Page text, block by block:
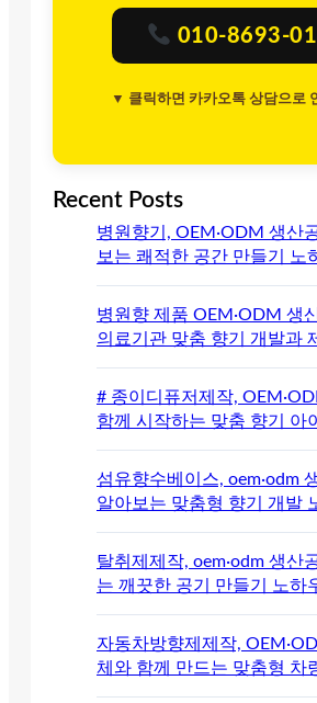
010-8693-
▼ 클릭하면 카카오톡 상담으로
Recent Posts
병원향기, OEM·ODM 생산
보는 쾌적한 공간 만들기 노
병원향 제품 OEM·ODM 생
의료기관 맞춤 향기 개발과
# 종이디퓨저제작,
함께 시작하는 맞춤 향기 아
섬유향수베이스, oem·odm
알아보는 맞춤형 향기 개발
탈취제제작, oem·odm 생산
는 깨끗한 공기 만들기 노하
자동차방향제제작,
체와 함께 만드는 맞춤형 차